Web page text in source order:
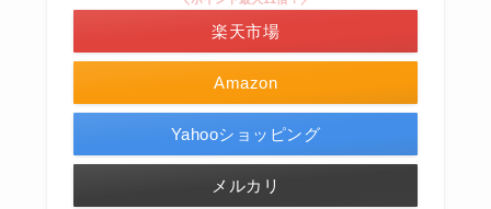
Amazon
楽天市場
Yahooショッピング
メルカリ